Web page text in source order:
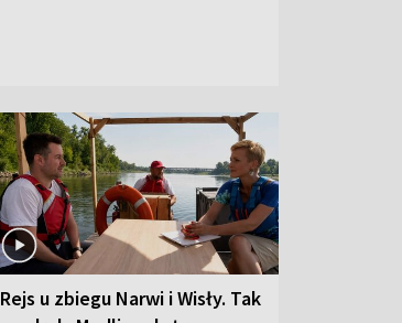
Rejs u zbiegu Narwi i Wisły. Tak